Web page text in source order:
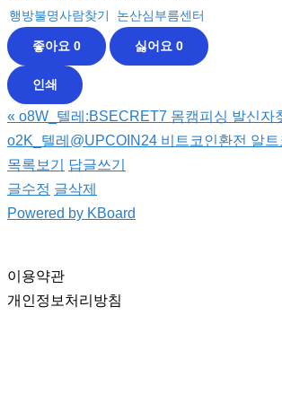
행방불명사람찾기 논산심부름센터
좋아요 0 싫어요 0
인쇄
« o8W_텔레:BSECRET7 몸캠피싱 발신자
o2K_텔레@UPCOIN24 비트코인환전 알
목록보기
답글쓰기
글수정 글삭제
Powered by KBoard
이용약관
개인정보처리방침